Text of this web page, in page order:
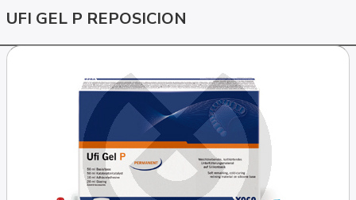
UFI GEL P REPOSICION